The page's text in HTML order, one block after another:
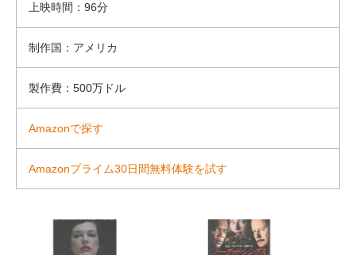
上映時間：96分
制作国：アメリカ
製作費：500万ドル
Amazonで探す
Amazonプライム30日間無料体験を試す